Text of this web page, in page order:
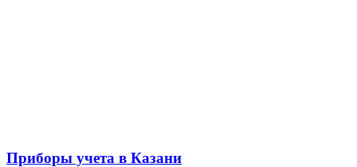
Приборы учета в Казани